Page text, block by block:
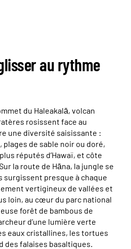
au rythme
du Haleakalā, volcan
rosissent face au
une diversité saisissante :
de sable noir ou doré,
réputés d’Hawaï, et côte
la route de Hāna, la jungle se
surgissent presque à chaque
vertigineux de vallées et
loin, au cœur du parc national
forêt de bambous de
d’une lumière verte
eaux cristallines, les tortues
des falaises basaltiques.